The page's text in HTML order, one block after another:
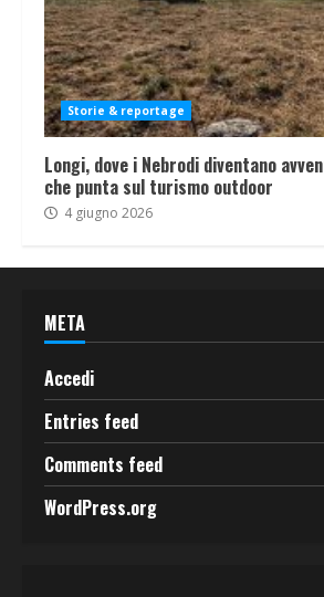
Storie & reportage
Longi, dove i Nebrodi diventano
che punta sul turismo outdoor
4 giugno 2026
META
Accedi
Entries feed
Comments feed
WordPress.org